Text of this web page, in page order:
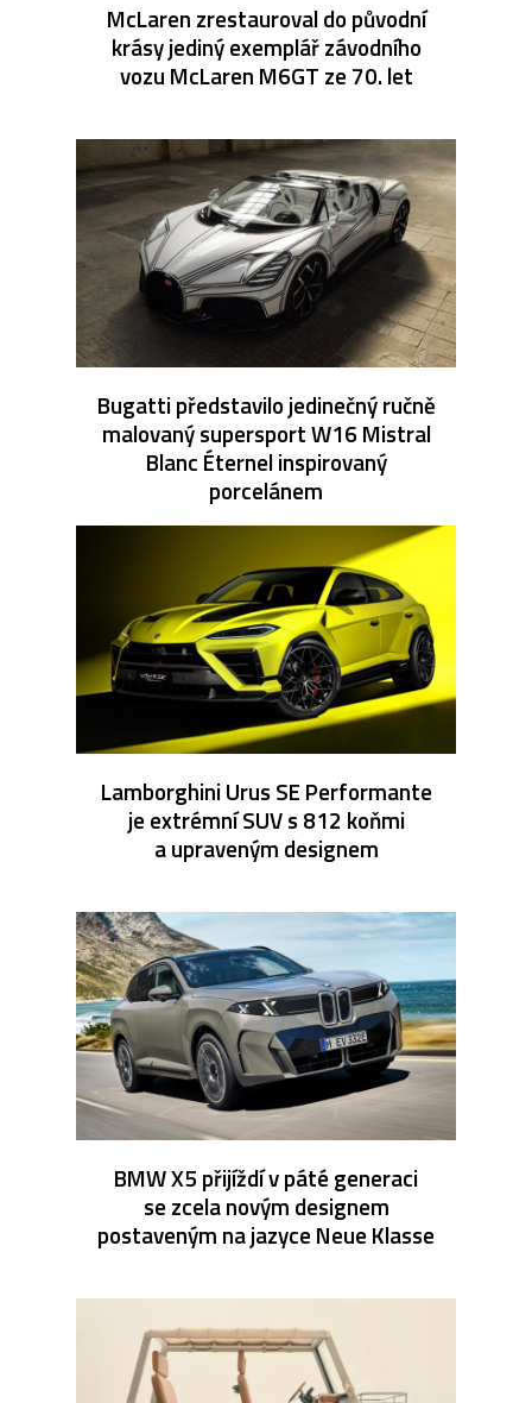
McLaren zrestauroval do původní
krásy jediný exemplář závodního
vozu McLaren M6GT ze 70. let
Bugatti představilo jedinečný ručně
malovaný supersport W16 Mistral
Blanc Éternel inspirovaný
porcelánem
Lamborghini Urus SE Performante
je extrémní SUV s 812 koňmi
a upraveným designem
BMW X5 přijíždí v páté generaci
se zcela novým designem
postaveným na jazyce Neue Klasse